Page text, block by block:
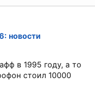
новости
в 1995 году, а то
стоил 10000